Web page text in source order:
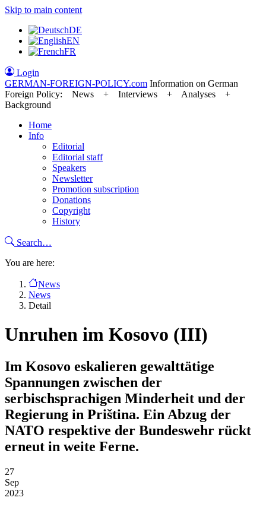
Skip to main content
DE
EN
FR
Login
GERMAN-FOREIGN-POLICY.com Information on German
Foreign Policy: News + Interviews + Analyses +
Background
Home
Info
Editorial
Editorial staff
Speakers
Newsletter
Promotion subscription
Donations
Copyright
History
Search…
You are here:
News
News
Detail
Unruhen im Kosovo (III)
Im Kosovo eskalieren gewalttätige
Spannungen zwischen der
serbischsprachigen Minderheit und der
Regierung in Priština. Ein Abzug der
NATO respektive der Bundeswehr rückt
erneut in weite Ferne.
27
Sep
2023